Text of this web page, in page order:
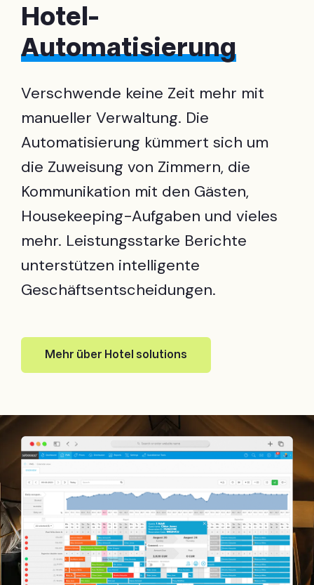
Hotel-
Automatisierung
Verschwende keine Zeit mehr mit
manueller Verwaltung. Die
Automatisierung kümmert sich um
die Zuweisung von Zimmern, die
Kommunikation mit den Gästen,
Housekeeping-Aufgaben und vieles
mehr. Leistungsstarke Berichte
unterstützen intelligente
Geschäftsentscheidungen.
Mehr über Hotel solutions